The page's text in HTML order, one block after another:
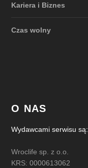
Kariera i Biznes
Czas wolny
O NAS
Wydawcami serwisu są:
Wroclife sp. z o.o.
KRS: 0000613062